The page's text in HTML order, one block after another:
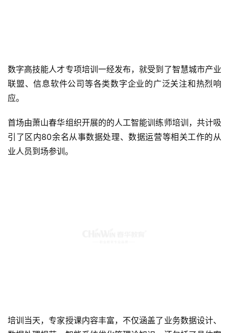
数字高技能人才专项培训一经发布，就受到了智慧城市产业
联盟、信息软件公司等各类数字企业的广泛关注和热烈响
应。
首场由萧山春华组织开展的的人工智能训练师培训，共计吸
引了区内80余名从事数据处理、数据运营等相关工作的从
业人员到场参训。
培训当天，专家授课内容丰富，不仅涵盖了业务数据设计、